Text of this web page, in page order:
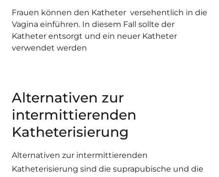
Frauen können den Katheter versehentlich in die
Vagina einführen. In diesem Fall sollte der
Katheter entsorgt und ein neuer Katheter
verwendet werden
Alternativen zur
intermittierenden
Katheterisierung
Alternativen zur intermittierenden
Katheterisierung sind die suprapubische und die